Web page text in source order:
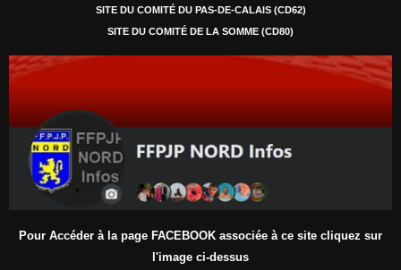
SITE DU COMITÉ DU PAS-DE-CALAIS (CD62)
SITE DU COMITÉ DE LA SOMME (CD80)
Pour Accéder à la page FACEBOOK associée à ce site cliquez sur
l'image ci-dessus